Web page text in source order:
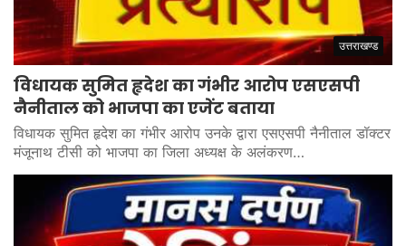
उत्तराखण्ड
विधायक सुमित हृदेश का गंभीर आरोप एसएसपी
नैनीताल को भाजपा का एजेंट बताया
विधायक सुमित हृदेश का गंभीर आरोप उनके द्वारा एसएसपी नैनीताल डॉक्टर
मंजूनाथ टीसी को भाजपा का जिला अध्यक्ष के अलंकरण…